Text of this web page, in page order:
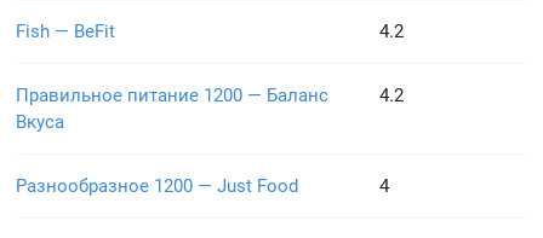
Fish — BeFit 4.2
Правильное питание 1200 — Баланс
Вкуса
4.2
Разнообразное 1200 — Just Food 4